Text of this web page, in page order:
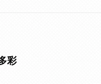
彩